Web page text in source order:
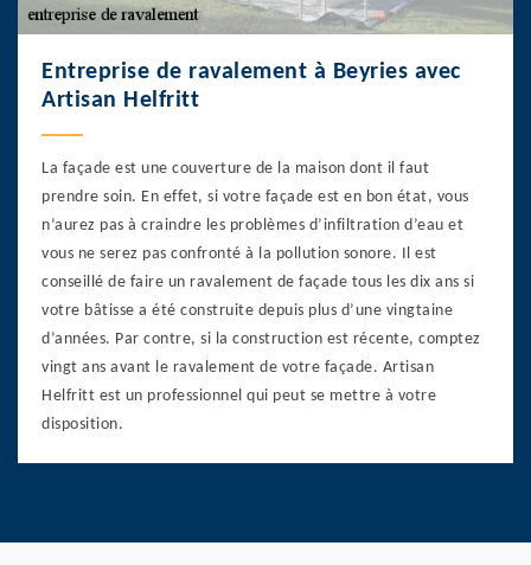
Entreprise de ravalement à Beyries avec
Artisan Helfritt
La façade est une couverture de la maison dont il faut
prendre soin. En effet, si votre façade est en bon état, vous
n’aurez pas à craindre les problèmes d’infiltration d’eau et
vous ne serez pas confronté à la pollution sonore. Il est
conseillé de faire un ravalement de façade tous les dix ans si
votre bâtisse a été construite depuis plus d’une vingtaine
d’années. Par contre, si la construction est récente, comptez
vingt ans avant le ravalement de votre façade. Artisan
Helfritt est un professionnel qui peut se mettre à votre
disposition.